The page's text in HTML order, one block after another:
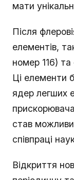
мати
Після
елементів,
номер 116)
Ці елементи
ядер легших
став
співпраці
Відкриття